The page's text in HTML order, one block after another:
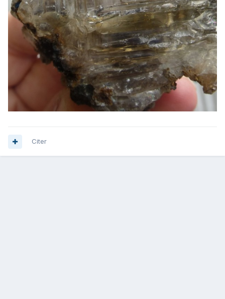
Citer